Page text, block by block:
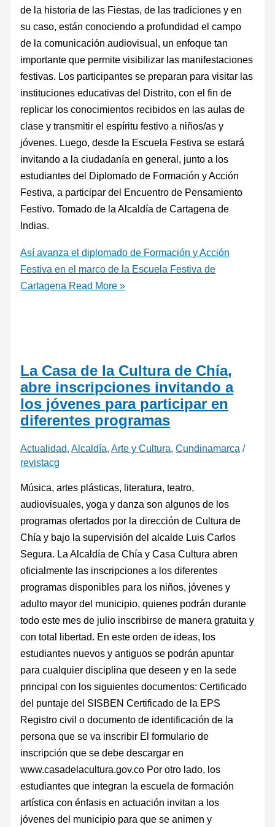
de la historia de las Fiestas, de las tradiciones y en
su caso, están conociendo a profundidad el campo
de la comunicación audiovisual, un enfoque tan
importante que permite visibilizar las manifestaciones
festivas. Los participantes se preparan para visitar las
instituciones educativas del Distrito, con el fin de
replicar los conocimientos recibidos en las aulas de
clase y transmitir el espíritu festivo a niños/as y
jóvenes. Luego, desde la Escuela Festiva se estará
invitando a la ciudadanía en general, junto a los
estudiantes del Diplomado de Formación y Acción
Festiva, a participar del Encuentro de Pensamiento
Festivo. Tomado de la Alcaldía de Cartagena de
Indias.
Así avanza el diplomado de Formación y Acción
Festiva en el marco de la Escuela Festiva de
Cartagena Read More »
La Casa de la Cultura de Chía,
abre inscripciones invitando a
los jóvenes para participar en
diferentes programas
Actualidad,Alcaldía,Arte y Cultura,Cundinamarca /
revistacg
Música, artes plásticas, literatura, teatro,
audiovisuales, yoga y danza son algunos de los
programas ofertados por la dirección de Cultura de
Chía y bajo la supervisión del alcalde Luis Carlos
Segura. La Alcaldía de Chía y Casa Cultura abren
oficialmente las inscripciones a los diferentes
programas disponibles para los niños, jóvenes y
adulto mayor del municipio, quienes podrán durante
todo este mes de julio inscribirse de manera gratuita y
con total libertad. En este orden de ideas, los
estudiantes nuevos y antiguos se podrán apuntar
para cualquier disciplina que deseen y en la sede
principal con los siguientes documentos: Certificado
del puntaje del SISBEN Certificado de la EPS
Registro civil o documento de identificación de la
persona que se va inscribir El formulario de
inscripción que se debe descargar en
www.casadelacultura.gov.co Por otro lado, los
estudiantes que integran la escuela de formación
artística con énfasis en actuación invitan a los
jóvenes del municipio para que se animen y